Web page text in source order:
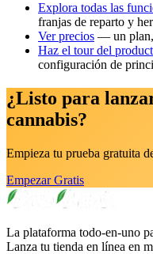
Explora todas las
franjas de reparto y
Ver precios — un plan,
Haz el tour del
configuración de
¿Listo para
cannabis?
Empieza tu prueba gratuita
Empezar Gratis
La plataforma todo-en-uno
Lanza tu tienda en línea en